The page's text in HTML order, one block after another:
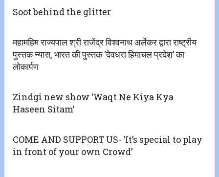
Soot behind the glitter
महामहिम राज्यपाल श्री राजेंद्र विश्वनाथ अर्लेकर द्वारा राष्ट्रीय
पुस्तक न्यास, भारत की पुस्तक ‘देवधरा हिमाचल प्रदेश’ का
लोकार्पण
Zindgi new show ‘Waqt Ne Kiya Kya
Haseen Sitam’
COME AND SUPPORT US- ‘It’s special to play
in front of your own Crowd’